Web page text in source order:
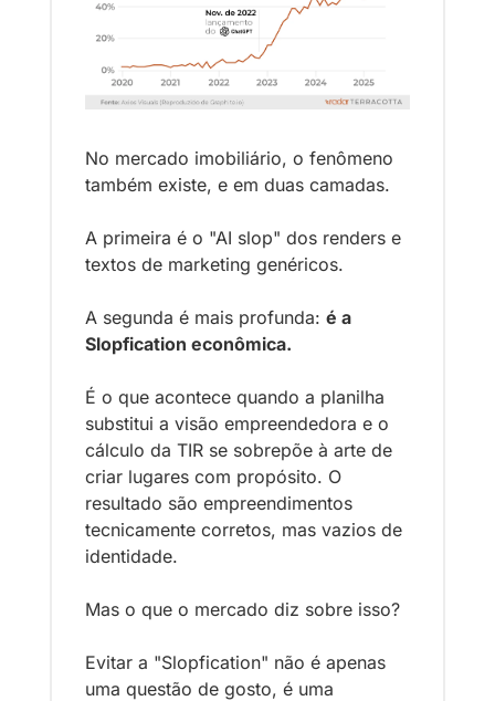
No mercado imobiliário, o fenômeno
também existe, e em duas camadas.
A primeira é o "AI slop" dos renders e
textos de marketing genéricos.
A segunda é mais profunda: é a
Slopfication econômica.
É o que acontece quando a planilha
substitui a visão empreendedora e o
cálculo da TIR se sobrepõe à arte de
criar lugares com propósito. O
resultado são empreendimentos
tecnicamente corretos, mas vazios de
identidade.
Mas o que o mercado diz sobre isso?
Evitar a "Slopfication" não é apenas
uma questão de gosto, é uma